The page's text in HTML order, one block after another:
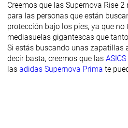
Anchura /
ajuste
Ancha
Anchura de la
parte
delantera
Ancha
Creemos que las Supernova Rise
para las personas que están
protección bajo los pies, ya que no
mediasuelas gigantescas que
Si estás buscando unas zapatillas
decir basta, creemos que las
las adidas Supernova Prima te